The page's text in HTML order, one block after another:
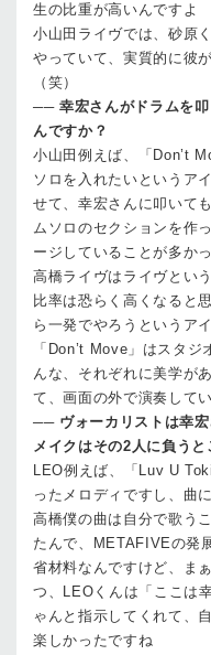
生の比重が高いんですよ
小山田 ライヴでは、砂原
やっていて、実質的に彼
（笑）
── 幸宏さんがドラムを
んですか？
小山田 例えば、「Don’t
ソロを入れたいというア
せて、幸宏さんに叩いて
ムソロのセクションを作
ージしていることが多か
高橋ライヴはライヴとい
比率は恐らく高くなると
ら一発でやろうというア
「Don’t Move」はスタ
んな、それぞれに美学が
て、画面の外で演奏して
── ヴォーカリストは幸
メイクはその2人に負う
LEO例えば、「Luv U
ったメロディですし、曲
高橋僕の曲は自分で歌う
たんで、METAFIVEの発
省材料なんですけど、ま
つ、LEOくんは「ここは
ゃんと指示してくれて、
楽しかったですね